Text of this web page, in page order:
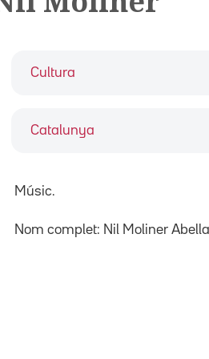
Cultura
Catalunya
Músic.
Nom complet: Nil Moliner